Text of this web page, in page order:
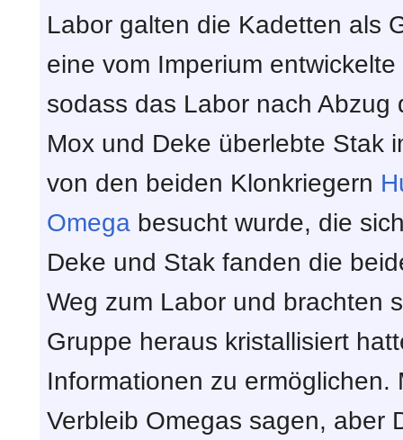
Labor galten die Kadetten als
eine vom Imperium
sodass das Labor nach
Mox und Deke überlebte Stak
von den beiden Klonkriegern
Omega besucht wurde, die
Deke und Stak fanden die
Weg zum Labor und brachten
Gruppe heraus kristallisiert
Informationen zu
Verbleib Omegas sagen, aber